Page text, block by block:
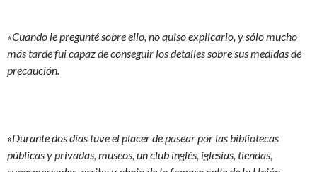
«Cuando le pregunté sobre ello, no quiso explicarlo, y sólo mucho
más tarde fui capaz de conseguir los detalles sobre sus medidas de
precaución.
«Durante dos días tuve el placer de pasear por las bibliotecas
públicas y privadas, museos, un club inglés, iglesias, tiendas,